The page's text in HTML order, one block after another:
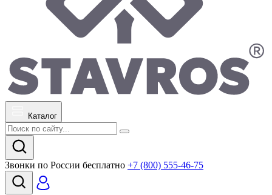
Каталог
Звонки по России бесплатно +7 (800) 555-46-75